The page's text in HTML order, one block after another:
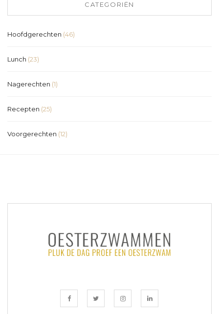
CATEGORIËN
Hoofdgerechten (46)
Lunch (23)
Nagerechten (1)
Recepten (25)
Voorgerechten (12)